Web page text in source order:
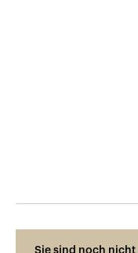
Sie sind noch nicht